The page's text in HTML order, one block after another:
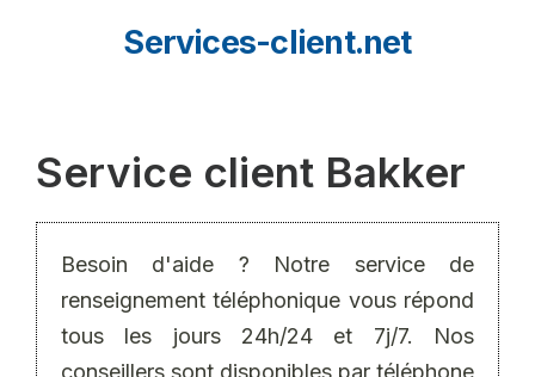
Services-client.net
Service client Bakker
Besoin d'aide ? Notre service de
renseignement téléphonique vous répond
tous les jours 24h/24 et 7j/7. Nos
conseillers sont disponibles par téléphone